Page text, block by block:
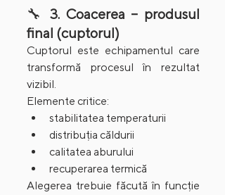
🔧 3. Coacerea – produsul
final (cuptorul)
Cuptorul este echipamentul care
transformă procesul în rezultat
vizibil.
Elemente critice:
stabilitatea temperaturii
distribuția căldurii
calitatea aburului
recuperarea termică
Alegerea trebuie făcută în funcție